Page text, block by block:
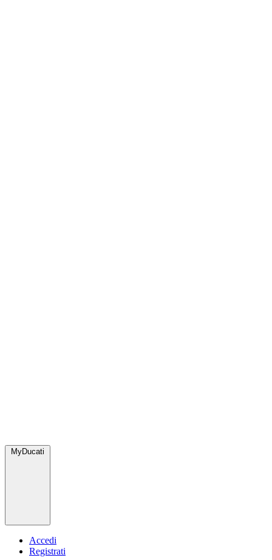
MyDucati
Accedi
Registrati